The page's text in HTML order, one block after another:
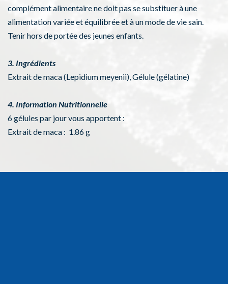
complément alimentaire ne doit pas se substituer à une
alimentation variée et équilibrée et à un mode de vie sain.
Tenir hors de portée des jeunes enfants.
3. Ingrédients
Extrait de maca (Lepidium meyenii), Gélule (gélatine)
4. Information Nutritionnelle
6 gélules par jour vous apportent :
Extrait de maca : 1.86 g